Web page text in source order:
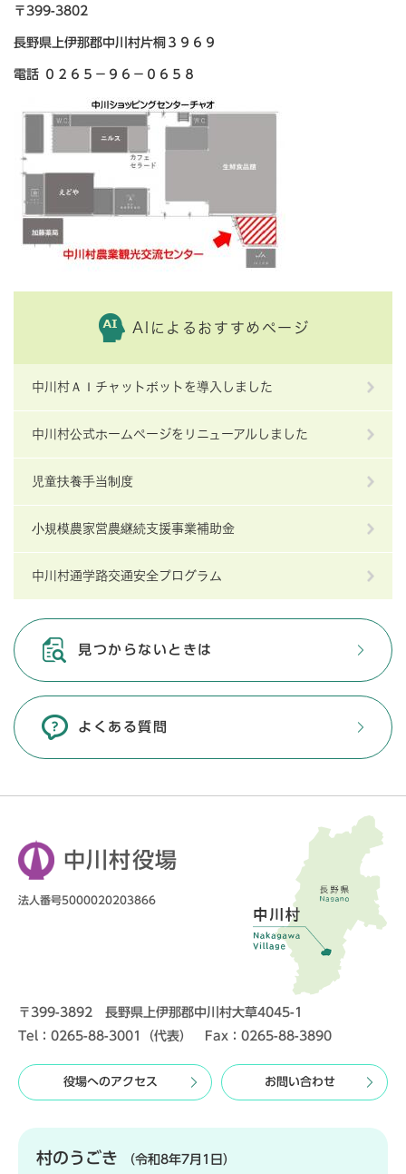
〒399-3802
長野県上伊那郡中川村片桐３９６９
電話 ０２６５－９６－０６５８
AIによるおすすめページ
中川村ＡＩチャットボットを導入しました
中川村公式ホームページをリニューアルしました
児童扶養手当制度
小規模農家営農継続支援事業補助金
中川村通学路交通安全プログラム
見つからないときは
よくある質問
中川村役場
法人番号5000020203866
〒399-3892 長野県上伊那郡中川村大草4045-1
Tel：0265-88-3001（代表） Fax：0265-88-3890
役場へのアクセス お問い合わせ
村のうごき （令和8年7月1日）